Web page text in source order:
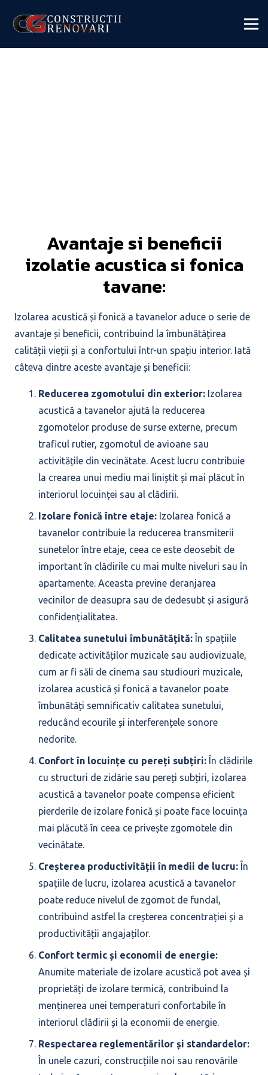
Avantaje si beneficii
izolatie acustica si fonica
tavane:
Izolarea acustică și fonică a tavanelor aduce o serie de
avantaje și beneficii, contribuind la îmbunătățirea
calității vieții și a confortului într-un spațiu interior. Iată
câteva dintre aceste avantaje și beneficii:
Reducerea zgomotului din exterior: Izolarea
acustică a tavanelor ajută la reducerea
zgomotelor produse de surse externe, precum
traficul rutier, zgomotul de avioane sau
activitățile din vecinătate. Acest lucru contribuie
la crearea unui mediu mai liniștit și mai plăcut în
interiorul locuinței sau al clădirii.
Izolare fonică între etaje: Izolarea fonică a
tavanelor contribuie la reducerea transmiterii
sunetelor între etaje, ceea ce este deosebit de
important în clădirile cu mai multe niveluri sau în
apartamente. Aceasta previne deranjarea
vecinilor de deasupra sau de dedesubt și asigură
confidențialitatea.
Calitatea sunetului îmbunătățită: În spațiile
dedicate activităților muzicale sau audiovizuale,
cum ar fi săli de cinema sau studiouri muzicale,
izolarea acustică și fonică a tavanelor poate
îmbunătăți semnificativ calitatea sunetului,
reducând ecourile și interferențele sonore
nedorite.
Confort în locuințe cu pereți subțiri: În clădirile
cu structuri de zidărie sau pereți subțiri, izolarea
acustică a tavanelor poate compensa eficient
pierderile de izolare fonică și poate face locuința
mai plăcută în ceea ce privește zgomotele din
vecinătate.
Creșterea productivității în medii de lucru: În
spațiile de lucru, izolarea acustică a tavanelor
poate reduce nivelul de zgomot de fundal,
contribuind astfel la creșterea concentrației și a
productivității angajaților.
Confort termic și economii de energie:
Anumite materiale de izolare acustică pot avea și
proprietăți de izolare termică, contribuind la
menținerea unei temperaturi confortabile în
interiorul clădirii și la economii de energie.
Respectarea reglementărilor și standardelor:
În unele cazuri, construcțiile noi sau renovările